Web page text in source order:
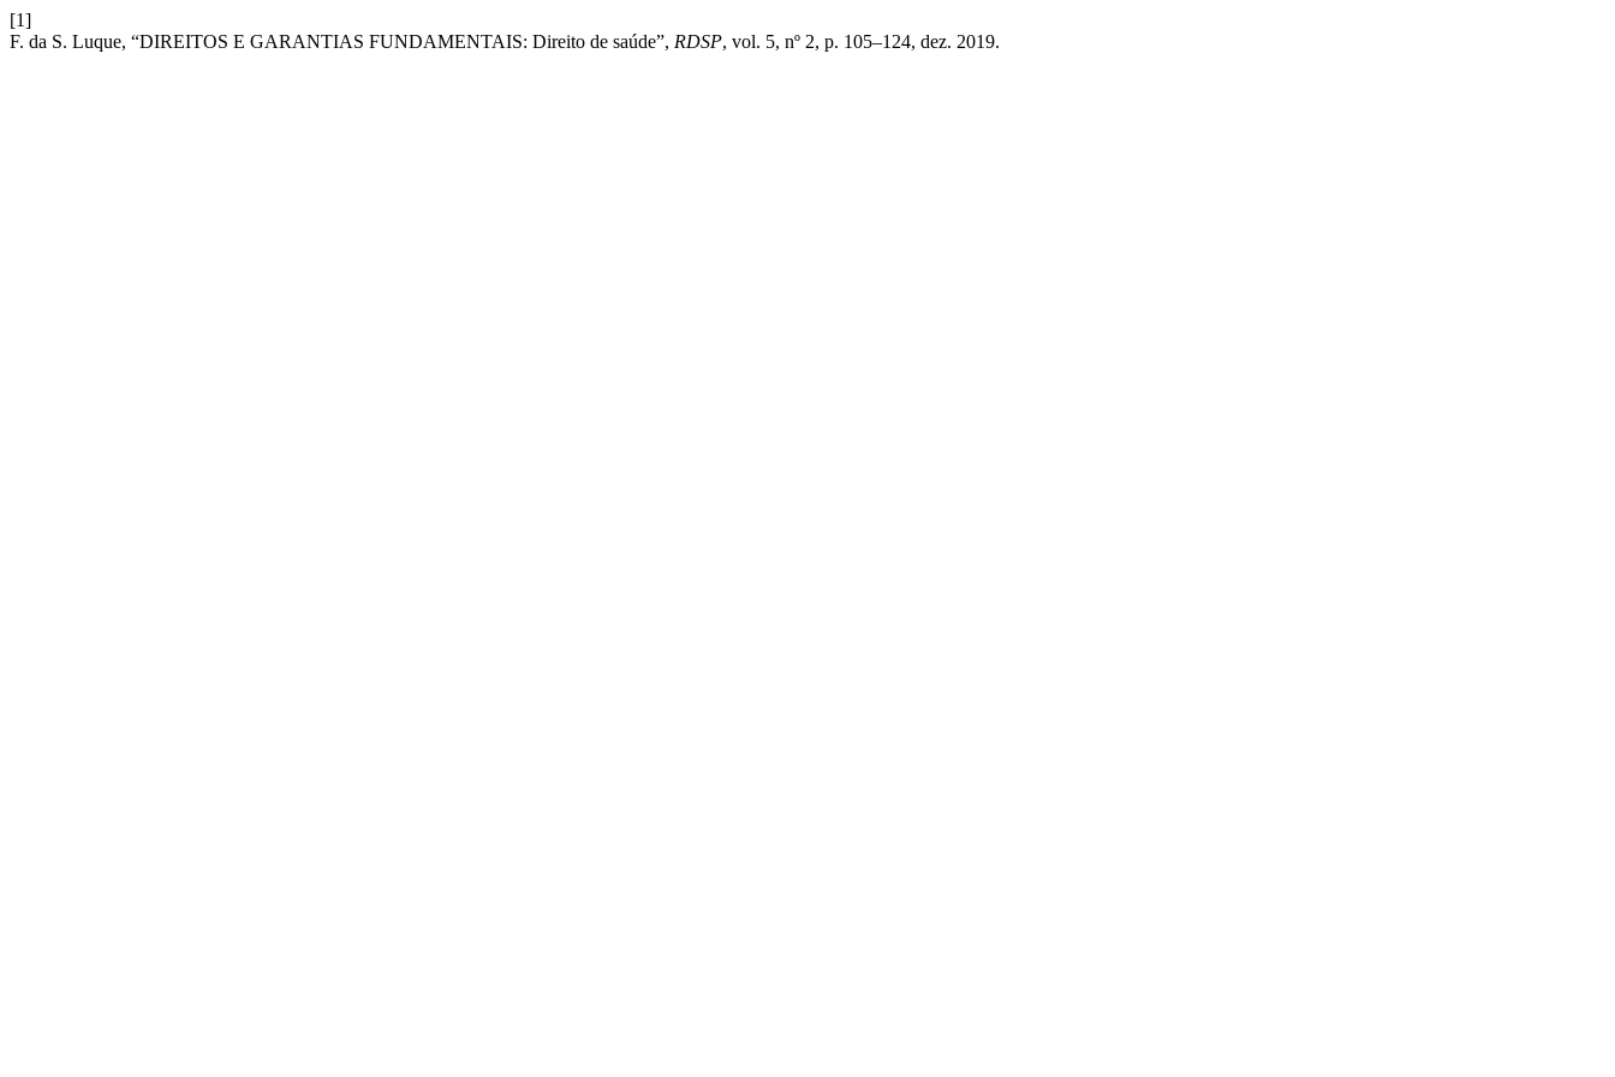
[1]
F. da S. Luque, “DIREITOS E GARANTIAS FUNDAMENTAIS: Direito de saúde”, RDSP, vol. 5, nº 2, p. 105–124, dez. 2019.